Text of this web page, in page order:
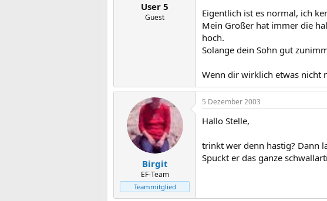
User 5
Guest
Eigentlich ist es normal, ich
Mein Großer hat immer die
hoch.
Solange dein Sohn gut
Wenn dir wirklich etwas nicht
Birgit
EF-Team
Teammitglied
5 Dezember 2003
Hallo Stelle,
trinkt wer denn hastig? Dann
Spuckt er das ganze